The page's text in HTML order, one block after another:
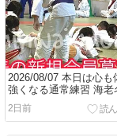
2026/08/07 本日は心も
強くなる通常練習 海老
柔道日記 真和柔道クラ
2日前